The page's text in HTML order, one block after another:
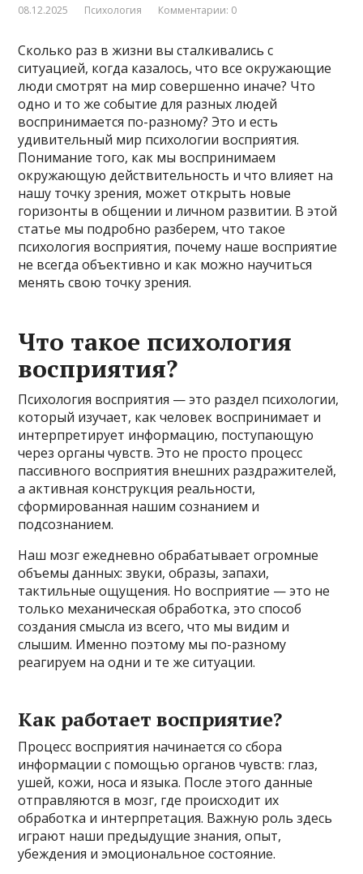
08.12.2025 Психология Комментарии: 0
Сколько раз в жизни вы сталкивались с
ситуацией, когда казалось, что все окружающие
люди смотрят на мир совершенно иначе? Что
одно и то же событие для разных людей
воспринимается по-разному? Это и есть
удивительный мир психологии восприятия.
Понимание того, как мы воспринимаем
окружающую действительность и что влияет на
нашу точку зрения, может открыть новые
горизонты в общении и личном развитии. В этой
статье мы подробно разберем, что такое
психология восприятия, почему наше восприятие
не всегда объективно и как можно научиться
менять свою точку зрения.
Что такое психология
восприятия?
Психология восприятия — это раздел психологии,
который изучает, как человек воспринимает и
интерпретирует информацию, поступающую
через органы чувств. Это не просто процесс
пассивного восприятия внешних раздражителей,
а активная конструкция реальности,
сформированная нашим сознанием и
подсознанием.
Наш мозг ежедневно обрабатывает огромные
объемы данных: звуки, образы, запахи,
тактильные ощущения. Но восприятие — это не
только механическая обработка, это способ
создания смысла из всего, что мы видим и
слышим. Именно поэтому мы по-разному
реагируем на одни и те же ситуации.
Как работает восприятие?
Процесс восприятия начинается со сбора
информации с помощью органов чувств: глаз,
ушей, кожи, носа и языка. После этого данные
отправляются в мозг, где происходит их
обработка и интерпретация. Важную роль здесь
играют наши предыдущие знания, опыт,
убеждения и эмоциональное состояние.